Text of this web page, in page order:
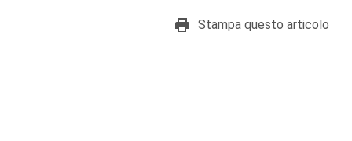
Stampa questo articolo